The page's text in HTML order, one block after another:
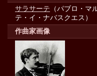
サラサーテ （パブロ・マ
テ・イ・ナバスクエス）
作曲家画像